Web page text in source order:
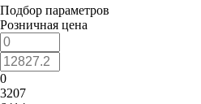
Подбор параметров
Розничная цена
0
3207